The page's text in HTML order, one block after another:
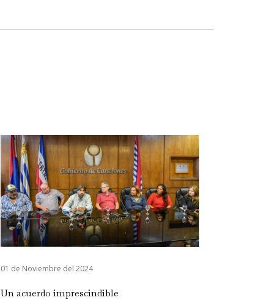
01 de Noviembre del 2024
Un acuerdo imprescindible